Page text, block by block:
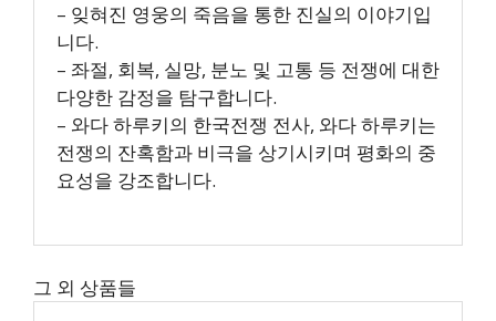
– 잊혀진 영웅의 죽음을 통한 진실의 이야기입
니다.
– 좌절, 회복, 실망, 분노 및 고통 등 전쟁에 대한
다양한 감정을 탐구합니다.
– 와다 하루키의 한국전쟁 전사, 와다 하루키는
전쟁의 잔혹함과 비극을 상기시키며 평화의 중
요성을 강조합니다.
그 외 상품들